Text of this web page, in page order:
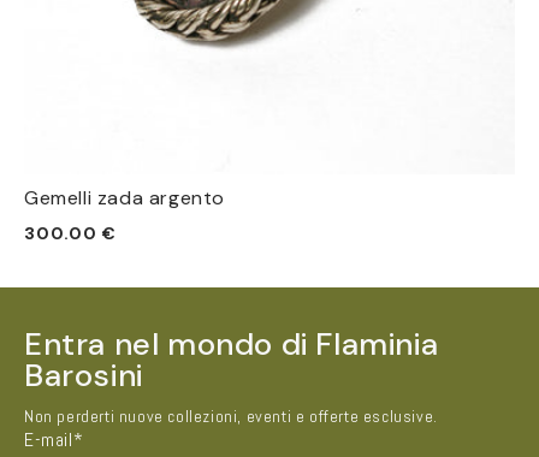
Gemelli zada argento
Prezzo
listino
300.00 €
Entra nel mondo di Flaminia
Barosini
Non perderti nuove collezioni, eventi e offerte esclusive.
E-mail*